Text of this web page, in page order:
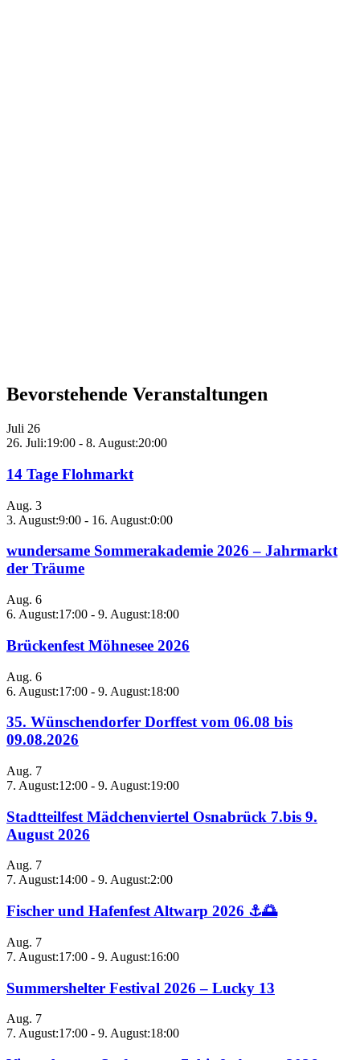
Bevorstehende Veranstaltungen
Juli 26
26. Juli:19:00 - 8. August:20:00
14 Tage Flohmarkt
Aug. 3
3. August:9:00 - 16. August:0:00
wundersame Sommerakademie 2026 – Jahrmarkt
der Träume
Aug. 6
6. August:17:00 - 9. August:18:00
Brückenfest Möhnesee 2026
Aug. 6
6. August:17:00 - 9. August:18:00
35. Wünschendorfer Dorffest vom 06.08 bis
09.08.2026
Aug. 7
7. August:12:00 - 9. August:19:00
Stadtteilfest Mädchenviertel Osnabrück 7.bis 9.
August 2026
Aug. 7
7. August:14:00 - 9. August:2:00
Fischer und Hafenfest Altwarp 2026 ⚓🌅
Aug. 7
7. August:17:00 - 9. August:16:00
Summershelter Festival 2026 – Lucky 13
Aug. 7
7. August:17:00 - 9. August:18:00